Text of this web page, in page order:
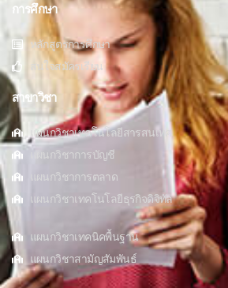
การศึกษา
หลักสูตรการศึกษา
สนใจสมัครเรียน
สาขาวิชา
แผนกวิชาเทคโนโลยีสารสนเทศ
แผนกวิชาการบัญชี
แผนกวิชาการตลาด
แผนกวิชาเทคโนโลยีธุรกิจดิจิทัล
แผนกวิชาเทคนิคพื้นฐาน
แผนกวิชาสามัญสัมพันธ์